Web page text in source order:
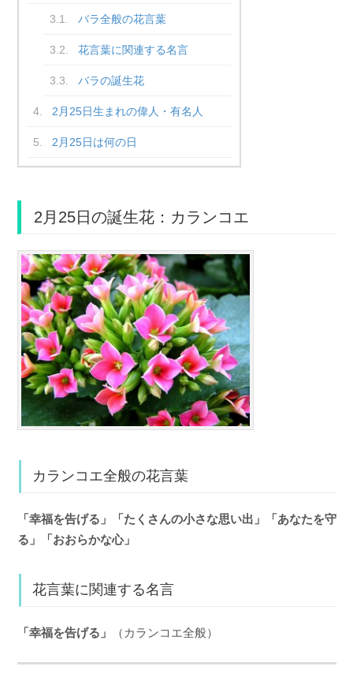
バラ全般の花言葉
花言葉に関連する名言
バラの誕生花
2月25日生まれの偉人・有名人
2月25日は何の日
2月25日の誕生花：カランコエ
カランコエ全般の花言葉
「幸福を告げる」「たくさんの小さな思い出」「あなたを守
る」「おおらかな心」
花言葉に関連する名言
「幸福を告げる」 （カランコエ全般）